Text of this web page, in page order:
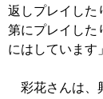
返しプレイした
第にプレイした
にはしています」
彩花さんは、